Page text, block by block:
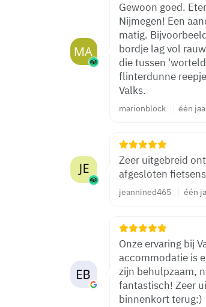
Gewoon goed.
Nijmegen! Een
matig.
bordje lag vol
die tussen
flinterdunne
Valks.
marionblock één
Zeer uitgebreid ontbijt Vriendelijk en behulpzaam
jeannined465 één
Onze ervaring bij
accommodatie is
zijn behulpzaam,
fantastisch! Zeer
binnenkort terug:)